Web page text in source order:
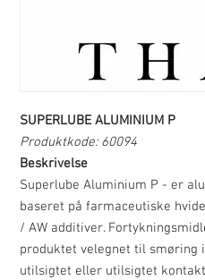
SUPERLUBE ALUMINIUM P
Produktkode: 60094
Beskrivelse
Superlube Aluminium P - er
baseret på farmaceutiske
/ AW additiver.
produktet velegnet til smøring
utilsigtet eller utilsigtet